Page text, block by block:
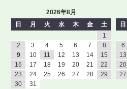
2026年8月
日
月 火 水 木 金
土
1
2
3 4 5 6 7
8
9
10 11 12 13 14
15
16
17 18 19 20 21
22
23
24 25 26 27 28
29
30
31
日
6
13
20
27